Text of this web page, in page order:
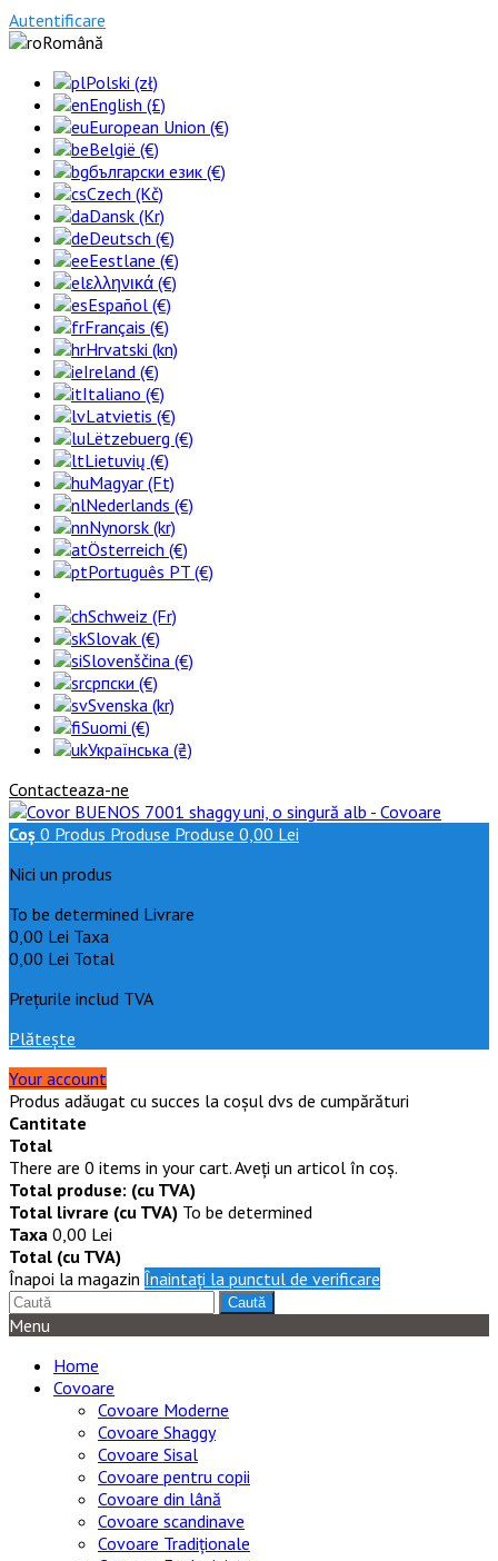
Autentificare
Română
Polski (zł)
English (£)
European Union (€)
België (€)
български език (€)
Czech (Kč)
Dansk (Kr)
Deutsch (€)
Eestlane (€)
ελληνικά (€)
Español (€)
Français (€)
Hrvatski (kn)
Ireland (€)
Italiano (€)
Latvietis (€)
Lëtzebuerg (€)
Lietuvių (€)
Magyar (Ft)
Nederlands (€)
Nynorsk (kr)
Österreich (€)
Português PT (€)
Schweiz (Fr)
Slovak (€)
Slovenščina (€)
српски (€)
Svenska (kr)
Suomi (€)
Українська (₴)
Contacteaza-ne
Coş 0 Produs Produse Produse 0,00 Lei
Nici un produs
To be determined Livrare
0,00 Lei Taxa
0,00 Lei Total
Prețurile includ TVA
Plăteşte
Your account
Produs adăugat cu succes la coşul dvs de cumpărături
Cantitate
Total
There are 0 items in your cart.Aveţi un articol în coş.
Total produse: (cu TVA)
Total livrare (cu TVA) To be determined
Taxa 0,00 Lei
Total (cu TVA)
Înapoi la magazin Înaintaţi la punctul de verificare
Caută
Menu
Home
Covoare
Covoare Moderne
Covoare Shaggy
Covoare Sisal
Covoare pentru copii
Covoare din lână
Covoare scandinave
Covoare Tradiționale